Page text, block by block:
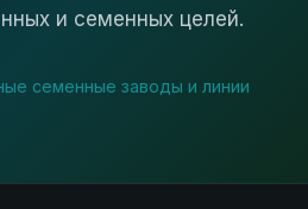
и семенных целей.
семенные заводы и линии